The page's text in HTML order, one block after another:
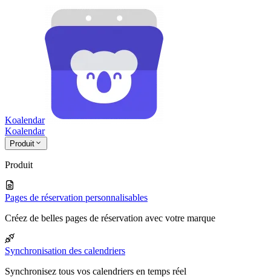
Koalendar
Koalendar
Produit
Produit
Pages de réservation personnalisables
Créez de belles pages de réservation avec votre marque
Synchronisation des calendriers
Synchronisez tous vos calendriers en temps réel